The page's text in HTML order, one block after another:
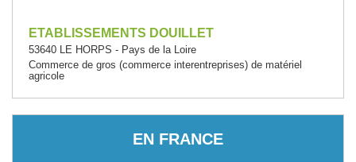
ETABLISSEMENTS DOUILLET
53640 LE HORPS - Pays de la Loire
Commerce de gros (commerce interentreprises) de matériel
agricole
EN FRANCE